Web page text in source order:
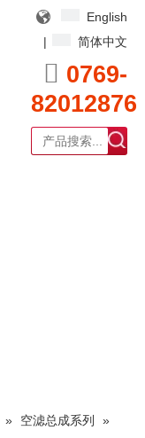
English
|
简体中文
 0769-
82012876
» 空滤总成系列
»